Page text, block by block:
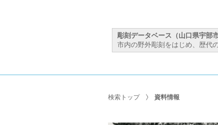
彫刻データベース（山口県宇部
市内の野外彫刻をはじめ、歴代
検索トップ 資料情報